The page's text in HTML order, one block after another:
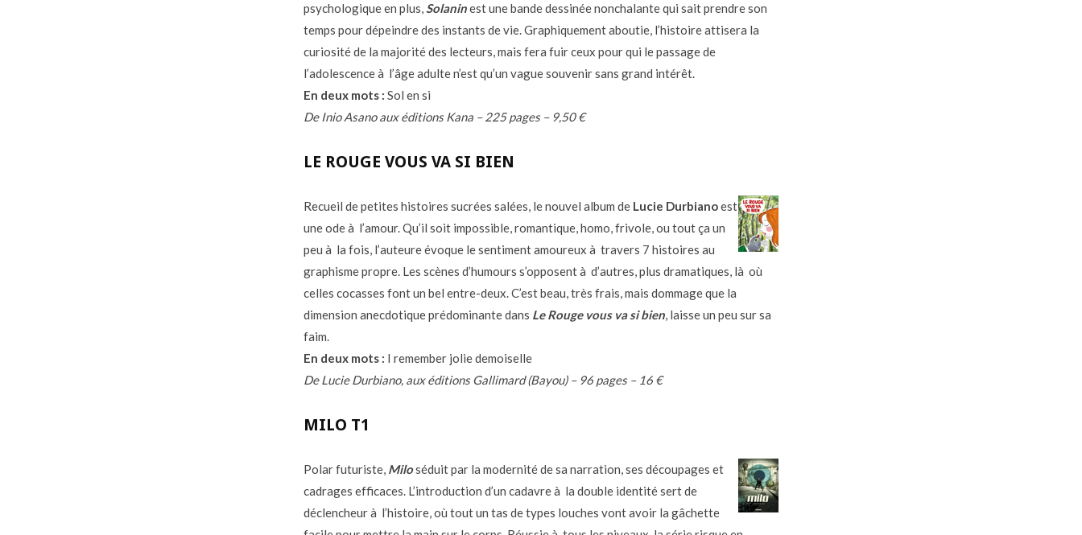
psychologique en plus,Solaninest une bande dessinée nonchalante qui sait prendre son
temps pour dépeindre des instants de vie. Graphiquement aboutie, l’histoire attisera la
curiosité de la majorité des lecteurs, mais fera fuir ceux pour qui le passage de
l’adolescence à l’âge adulte n’est qu’un vague souvenir sans grand intérêt.
En deux mots : Sol en si
De Inio Asano aux éditions Kana – 225 pages – 9,50 €
LE ROUGE VOUS VA SI BIEN
Recueil de petites histoires sucrées salées, le nouvel album de Lucie Durbianoest
une ode à l’amour. Qu’il soit impossible, romantique, homo, frivole, ou tout ça un
peu à la fois, l’auteure évoque le sentiment amoureux à travers 7 histoires au
graphisme propre. Les scènes d’humours s’opposent à d’autres, plus dramatiques, là où
celles cocasses font un bel entre-deux. C’est beau, très frais, mais dommage que la
dimension anecdotique prédominante dans Le Rouge vous va si bien, laisse un peu sur sa
faim.
En deux mots : I remember jolie demoiselle
De Lucie Durbiano, aux éditions Gallimard (Bayou) – 96 pages – 16 €
MILO T1
Polar futuriste, Miloséduit par la modernité de sa narration, ses découpages et
cadrages efficaces. L’introduction d’un cadavre à la double identité sert de
déclencheur à l’histoire, où tout un tas de types louches vont avoir la gâchette